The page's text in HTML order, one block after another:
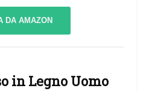
DA AMAZON
in Legno Uomo